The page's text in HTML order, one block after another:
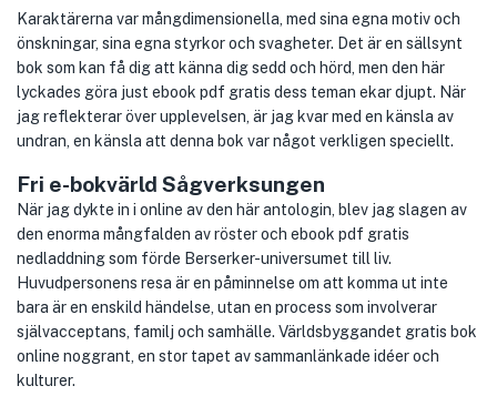
Karaktärerna var mångdimensionella, med sina egna motiv och
önskningar, sina egna styrkor och svagheter. Det är en sällsynt
bok som kan få dig att känna dig sedd och hörd, men den här
lyckades göra just ebook pdf gratis dess teman ekar djupt. När
jag reflekterar över upplevelsen, är jag kvar med en känsla av
undran, en känsla att denna bok var något verkligen speciellt.
Fri e-bokvärld Sågverksungen
När jag dykte in i online av den här antologin, blev jag slagen av
den enorma mångfalden av röster och ebook pdf gratis
nedladdning som förde Berserker-universumet till liv.
Huvudpersonens resa är en påminnelse om att komma ut inte
bara är en enskild händelse, utan en process som involverar
självacceptans, familj och samhälle. Världsbyggandet gratis bok
online noggrant, en stor tapet av sammanlänkade idéer och
kulturer.